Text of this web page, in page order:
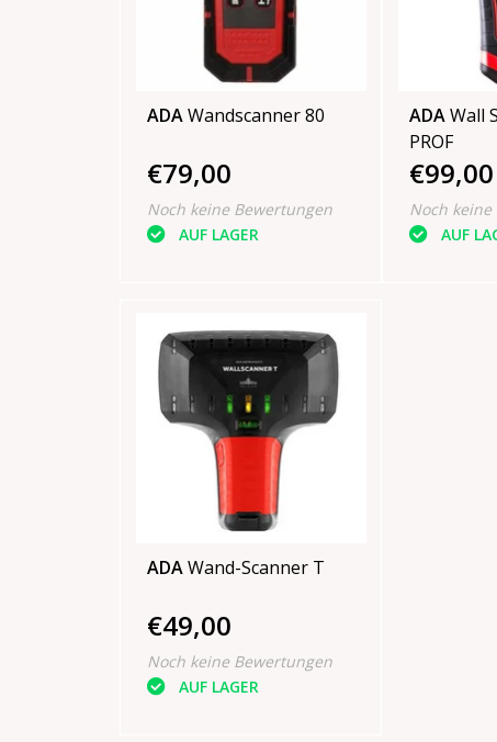
ADAWandscanner 80
€79,00
Noch keine Bewertungen
AUF LAGER
ADAWall
PROF
€99,00
Noch
AUF
ADAWand-Scanner T
€49,00
Noch keine Bewertungen
AUF LAGER